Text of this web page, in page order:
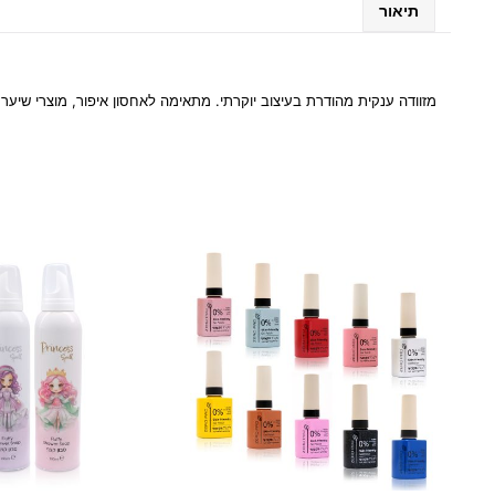
תיאור
מזוודה ענקית מהודרת בעיצוב יוקרתי. מתאימה לאחסון איפור, מוצרי